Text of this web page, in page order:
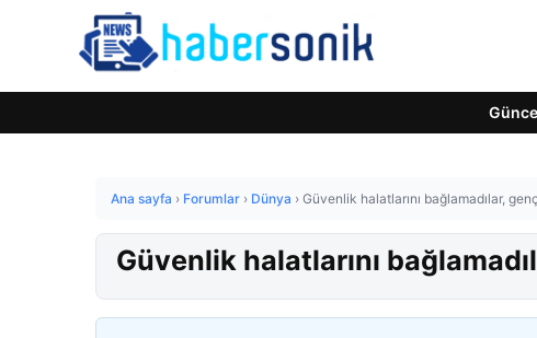
Ana sayfa › Forumlar › Dünya › Güvenlik halatlarını bağlamadılar,
Güvenlik halatlarını